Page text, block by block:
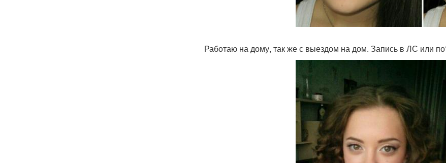
Работаю на дому, так же с выездом на дом. Запись в ЛС или